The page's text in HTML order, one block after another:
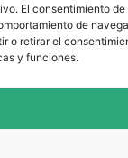
El consentimiento de
de
o retirar el
y funciones.